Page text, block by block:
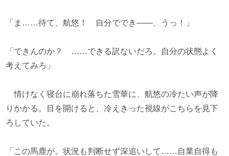
「ま……待て、航悠！ 自分ででき――、うっ！」
「できんのか？ ……できる訳ないだろ。自分の状態よく
考えてみろ」
情けなく寝台に崩れ落ちた雪華に、航悠の冷たい声が降
りかかる。目を開けると、冷えきった視線がこちらを見下
ろしていた。
「この馬鹿が。状況も判断せず深追いして……自業自得も